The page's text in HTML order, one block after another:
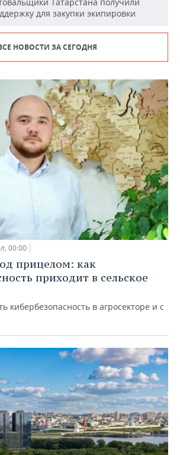
для закупки экипировки
НОВОСТИ ЗА СЕГОДНЯ
00:00
прицелом: как
приходит в сельское
кибербезопасность в агросекторе и с